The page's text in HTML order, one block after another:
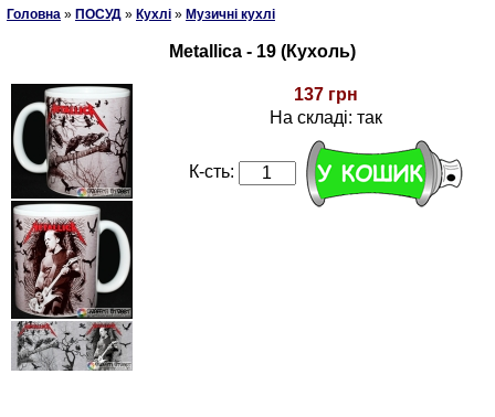
Головна » ПОСУД » Кухлі » Музичні кухлі
Metallica - 19 (Кухоль)
137 грн
На складі: так
К-сть: